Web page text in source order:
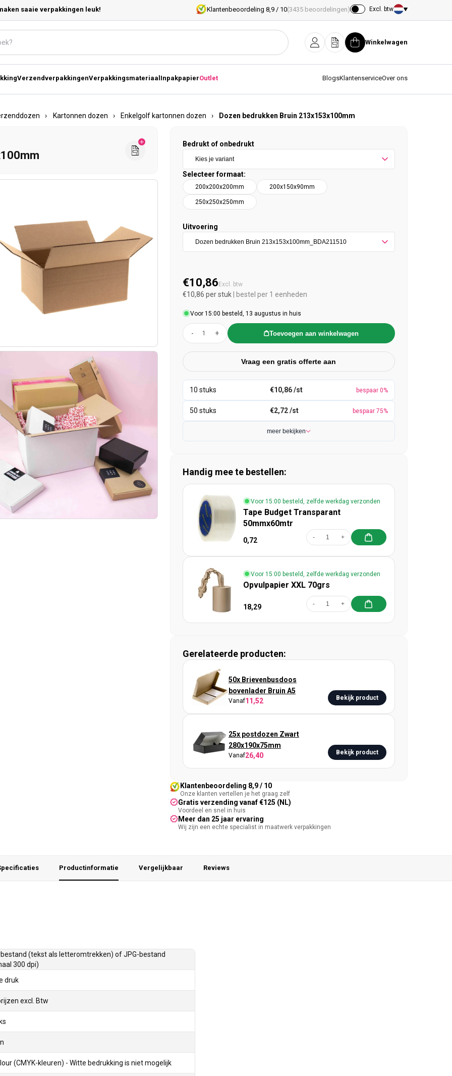
saaie verpakkingen leuk! Klantenbeoordeling 8,9 / 10(3435 beoordelingen) Excl. btw
Land/regio
InloggenOfferteWinkelwagen
Winkelwagen
VerzendverpakkingenVerpakkingsmateriaal InpakpapierOutlet BlogsKlantenserviceOver ons
› Kartonnen dozen › Enkelgolf kartonnen dozen › Dozen bedrukken Bruin 213x153x100mm
Bedrukt of onbedrukt
Selecteer formaat:
200x200x200mm 200x150x90mm
250x250x250mm
Uitvoering
Normale prijs
€10,86 Excl. btw
€10,86 per stuk | bestel per 1 eenheden
Voor 15:00 besteld, 13 augustus in huis
- + Toevoegen aan winkelwagen
Vraag een gratis offerte aan
€10,86 /st bespaar 0%
€2,72 /st bespaar 75%
meer bekijken
Handig mee te bestellen:
Voor 15:00 besteld, zelfde werkdag verzonden
Tape Budget Transparant
50mmx60mtr
0,72 - +
Voor 15:00 besteld, zelfde werkdag verzonden
Opvulpapier XXL 70grs
18,29 - +
Gerelateerde producten:
50x Brievenbusdoos
bovenlader Bruin A5
Vanaf11,52 Bekijk product
25x postdozen Zwart
280x190x75mm
Vanaf26,40 Bekijk product
Klantenbeoordeling 8,9 / 10
Onze klanten vertellen je het graag zelf
Gratis verzending vanaf €125 (NL)
Voordeel en snel in huis
Meer dan 25 jaar ervaring
Wij zijn een echte specialist in maatwerk verpakkingen
Productinformatie Vergelijkbaar Reviews
(tekst als letteromtrekken) of JPG-bestand
300 dpi)
druk
excl. Btw
(CMYK-kleuren) - Witte bedrukking is niet mogelijk